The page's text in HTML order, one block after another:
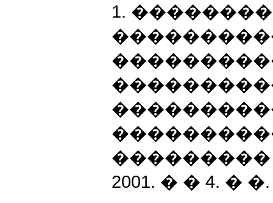
1.
���������
2001. � � 4. � �.